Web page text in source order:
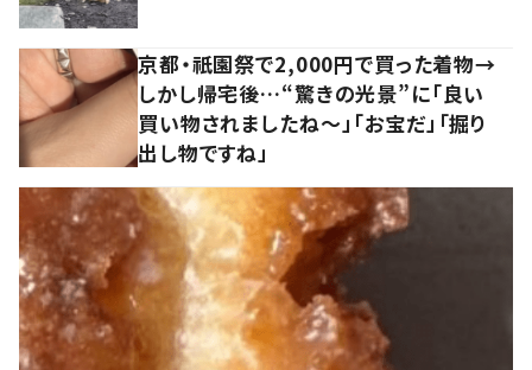
京都・祇園祭で2,000円で買った着物→
しかし帰宅後…“驚きの光景”に「良い
買い物されましたね～」「お宝だ」「掘り
出し物ですね」